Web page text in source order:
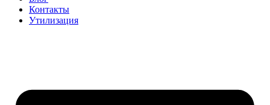
Контакты
Утилизация